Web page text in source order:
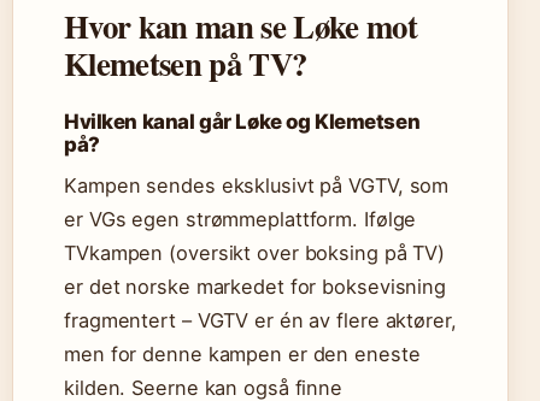
Hvor kan man se Løke mot
Klemetsen på TV?
Hvilken kanal går Løke og Klemetsen
på?
Kampen sendes eksklusivt på VGTV, som
er VGs egen strømmeplattform. Ifølge
TVkampen (oversikt over boksing på TV)
er det norske markedet for boksevisning
fragmentert – VGTV er én av flere aktører,
men for denne kampen er den eneste
kilden. Seerne kan også finne